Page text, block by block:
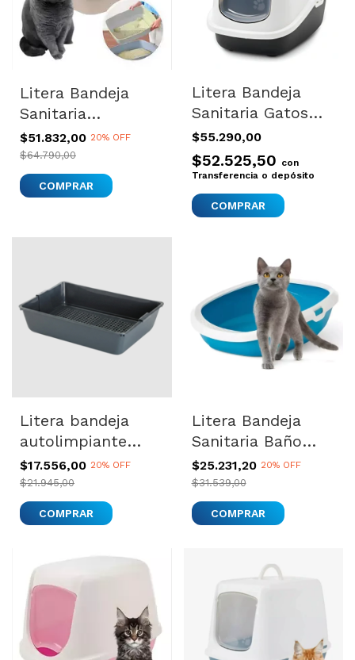
Litera Bandeja
Sanitaria
Autolimpiante
Gatos Moderna
Large
$51.832,00 20% OFF
$64.790,00
COMPRAR
Litera Bandeja
Sanitaria Gatos
Filtro Olores
Nestor
$55.290,00
$52.525,50 con
Transferencia o depósito
COMPRAR
Litera bandeja
autolimpiante
sanitaria baño
Savic Litter
$17.556,00 20% OFF
$21.945,00
Litera Bandeja
Sanitaria Baño
Para Gatos Gizmo
Large
$25.231,20 20% OFF
$31.539,00